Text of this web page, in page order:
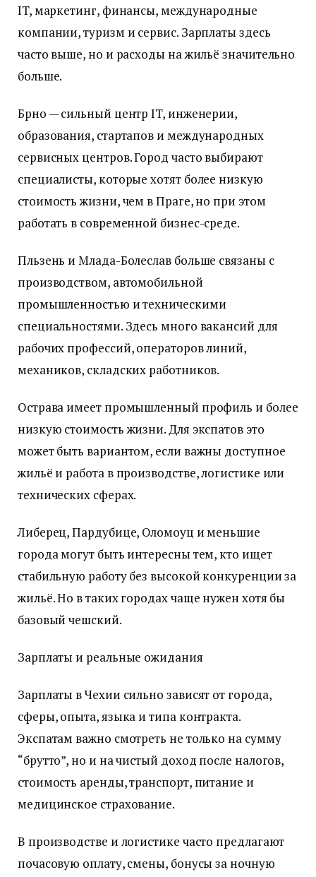
IT, маркетинг, финансы, международные
компании, туризм и сервис. Зарплаты здесь
часто выше, но и расходы на жильё значительно
больше.
Брно — сильный центр IT, инженерии,
образования, стартапов и международных
сервисных центров. Город часто выбирают
специалисты, которые хотят более низкую
стоимость жизни, чем в Праге, но при этом
работать в современной бизнес-среде.
Пльзень и Млада-Болеслав больше связаны с
производством, автомобильной
промышленностью и техническими
специальностями. Здесь много вакансий для
рабочих профессий, операторов линий,
механиков, складских работников.
Острава имеет промышленный профиль и более
низкую стоимость жизни. Для экспатов это
может быть вариантом, если важны доступное
жильё и работа в производстве, логистике или
технических сферах.
Либерец, Пардубице, Оломоуц и меньшие
города могут быть интересны тем, кто ищет
стабильную работу без высокой конкуренции за
жильё. Но в таких городах чаще нужен хотя бы
базовый чешский.
Зарплаты и реальные ожидания
Зарплаты в Чехии сильно зависят от города,
сферы, опыта, языка и типа контракта.
Экспатам важно смотреть не только на сумму
“брутто”, но и на чистый доход после налогов,
стоимость аренды, транспорт, питание и
медицинское страхование.
В производстве и логистике часто предлагают
почасовую оплату, смены, бонусы за ночную